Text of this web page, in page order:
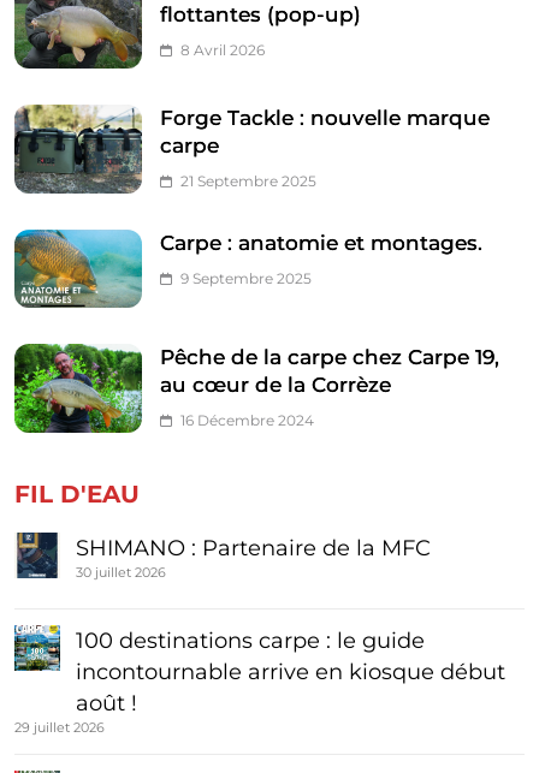
flottantes (pop-up)
8 Avril 2026
Forge Tackle : nouvelle marque
carpe
21 Septembre 2025
Carpe : anatomie et montages.
9 Septembre 2025
Pêche de la carpe chez Carpe 19,
au cœur de la Corrèze
16 Décembre 2024
FIL D'EAU
SHIMANO : Partenaire de la MFC
30 juillet 2026
100 destinations carpe : le guide
incontournable arrive en kiosque début
août !
29 juillet 2026